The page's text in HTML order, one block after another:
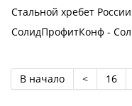
Стальной хребет России
СолидПрофитКонф -
В начало < 16